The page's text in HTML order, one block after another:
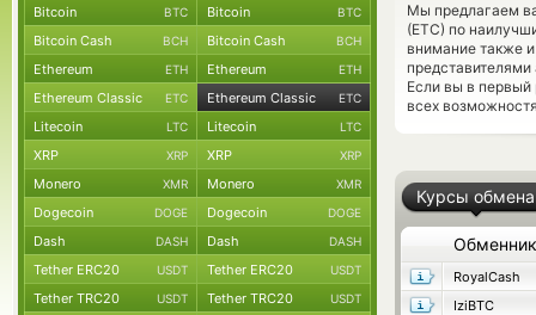
Мы предлагаем
(ETC) по
внимание также
Если вы в первый
всех
Курсы обмена
Обменник
RoyalCash
IziBTC
Bitcoin BTC Bitcoin BTC
Bitcoin Cash BCH Bitcoin Cash BCH
Ethereum ETH Ethereum ETH
Ethereum Classic ETC Ethereum Classic ETC
Litecoin LTC Litecoin LTC
XRP XRP XRP XRP
Monero XMR Monero XMR
Dogecoin DOGE Dogecoin DOGE
Dash DASH Dash DASH
Tether ERC20 USDT Tether ERC20 USDT
Tether TRC20 USDT Tether TRC20 USDT